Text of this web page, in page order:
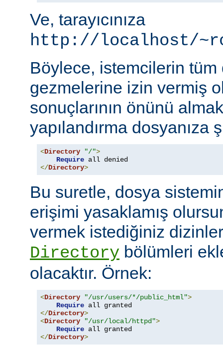
Ve, tarayıcınıza
http://localhost/
Böylece, istemcilerin
gezmelerine izin vermiş
sonuçlarının önünü
yapılandırma dosyanıza
<Directory "/">
Require
</Directory>
Bu suretle, dosya
erişimi yasaklamış
vermek istediğiniz
Directory bölümleri
olacaktır. Örnek:
<Directory "/usr/users/*/public_html">
Require
</Directory>
<Directory "/usr/local/httpd">
Require
</Directory>